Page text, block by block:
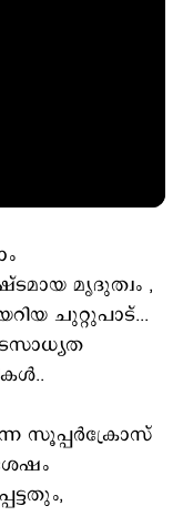
മൃദുത്വം ,
ചുറ്റുപാട്...
സൂപ്പര്‍ക്രോസ്